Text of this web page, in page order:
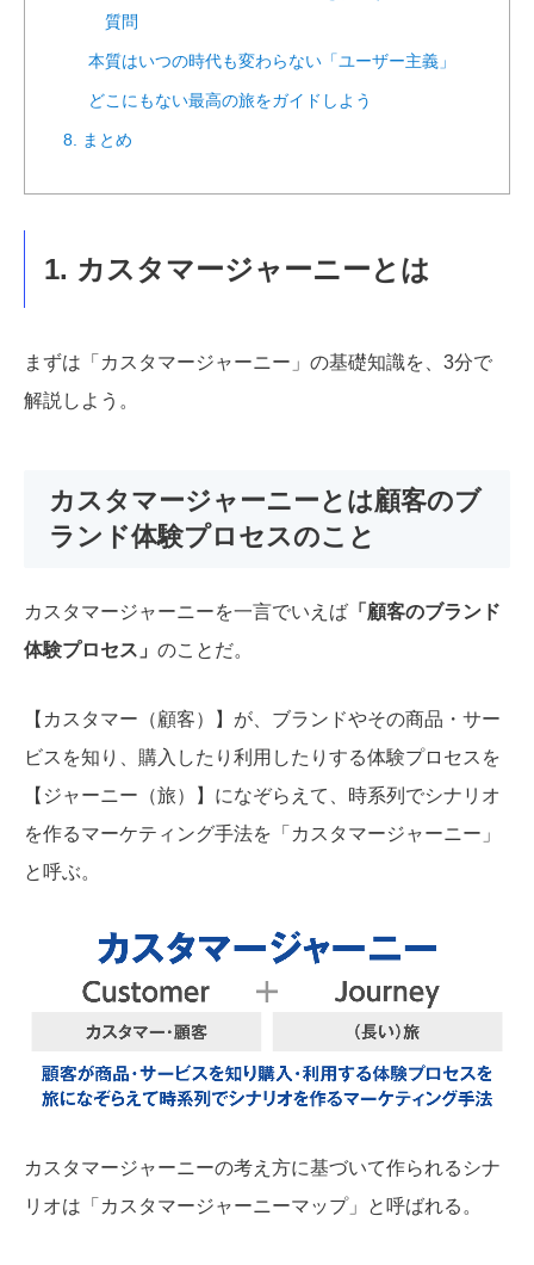
質問
本質はいつの時代も変わらない「ユーザー主義」
どこにもない最高の旅をガイドしよう
8. まとめ
1. カスタマージャーニーとは
まずは「カスタマージャーニー」の基礎知識を、3分で
解説しよう。
カスタマージャーニーとは顧客のブ
ランド体験プロセスのこと
カスタマージャーニーを一言でいえば 「顧客のブランド
体験プロセス」 のことだ。
【カスタマー（顧客）】が、ブランドやその商品・サー
ビスを知り、購入したり利用したりする体験プロセスを
【ジャーニー（旅）】になぞらえて、時系列でシナリオ
を作るマーケティング手法を「カスタマージャーニー」
と呼ぶ。
カスタマージャーニーの考え方に基づいて作られるシナ
リオは 「カスタマージャーニーマップ」 と呼ばれる。